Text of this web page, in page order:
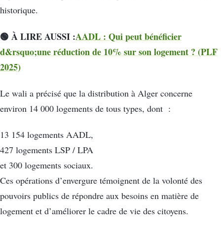
historique.
🟢 À LIRE AUSSI :AADL : Qui peut bénéficier
d&rsquo;une réduction de 10% sur son logement ? (PLF
2025)
Le wali a précisé que la distribution à Alger concerne
environ 14 000 logements de tous types, dont :
13 154 logements AADL,
427 logements LSP / LPA
et 300 logements sociaux.
Ces opérations d’envergure témoignent de la volonté des
pouvoirs publics de répondre aux besoins en matière de
logement et d’améliorer le cadre de vie des citoyens.